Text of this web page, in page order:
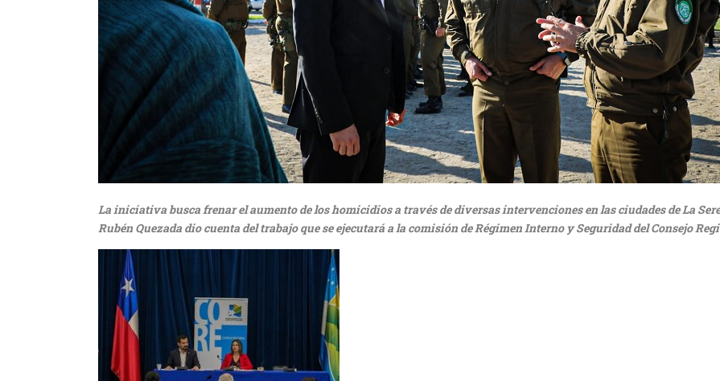
La iniciativa busca frenar el aumento de los homicidios a través de diversas intervenciones en las ciudades de La
Rubén Quezada dio cuenta del trabajo que se ejecutará a la comisión de Régimen Interno y Seguridad del Consejo